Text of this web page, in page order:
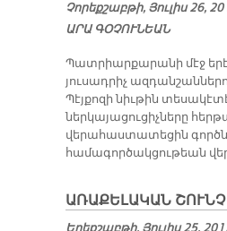
Չորեքշաբթի, Յուլիս 26,
ԱՐԱ ԳՕՉՈՒՆԵԱՆ
Պատրիարքարանի մէջ
յուսադրիչ
Պէյքոզի նիւթին
ներկայացուցիչները
վերահաստատեցին
համագործակցութեան
Ա­ՌԱ­ՔԵ­ԼԱ­ԿԱՆ ՇՈՒՆՉ